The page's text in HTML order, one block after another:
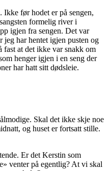
Ikke før hodet er på sengen,
formelig river i
igjen fra sengen. Det var
har hentet igjen pusten og
fast at det ikke var snakk om
henger igjen i en seng der
har hatt sitt dødsleie.
Skal det ikke skje noe
og huset er fortsatt stille.
Er det Kerstin som
venter på egentlig? At vi skal